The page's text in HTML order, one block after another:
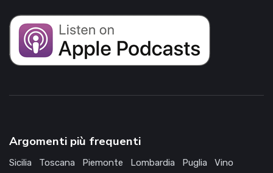
Argomenti più frequenti
Sicilia Toscana Piemonte Lombardia Puglia
Vino